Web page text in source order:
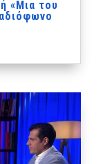
«Μια του